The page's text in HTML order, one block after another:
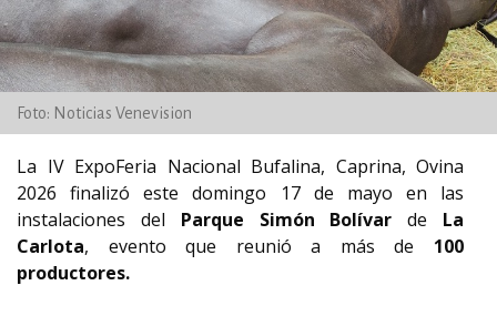
Foto: Noticias Venevision
La IV ExpoFeria Nacional Bufalina, Caprina, Ovina
2026 finalizó este domingo 17 de mayo en las
instalaciones del Parque Simón Bolívar de La
Carlota, evento que reunió a más de 100
productores.